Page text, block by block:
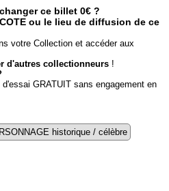
ce billet 0€ ?
ou le lieu de diffusion de ce
votre Collection et accéder aux
d'autres collectionneurs !
GRATUIT sans engagement en
historique / célèbre